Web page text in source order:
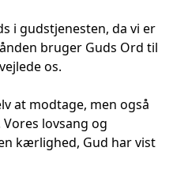
i gudstjenesten, da vi er
bruger Guds Ord til
os.
at modtage, men også
lovsang og
kærlighed, Gud har vist